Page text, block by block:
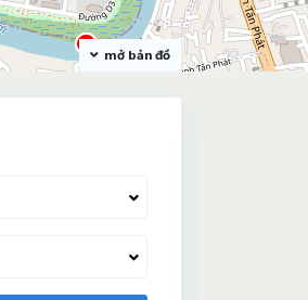
mở bản đồ